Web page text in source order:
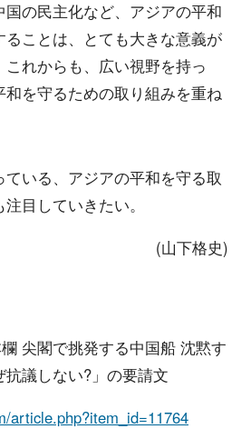
の民主化など、アジアの平和
ことは、とても大きな意義が
れからも、広い視野を持っ
を守るための取り組みを重ね
いる、アジアの平和を守る取
目していきたい。
(山下格史)
尖閣で挑発する中国船 沈黙す
議しない?」の要請文
article.php?item_id=11764